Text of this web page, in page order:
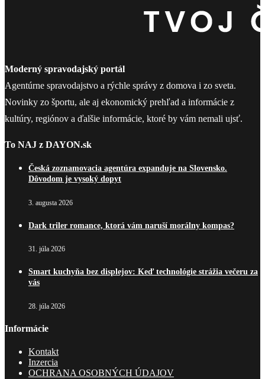
Moderný spravodajský portál
Agentúrne spravodajstvo a rýchle správy z domova i zo sveta.
Novinky zo športu, ale aj ekonomický prehľad a informácie z
kultúry, regiónov a ďalšie informácie, ktoré by vám nemali ujsť.
To NAJ z DAYON.sk
Česká zoznamovacia agentúra expanduje na Slovensko.
Dôvodom je vysoký dopyt
3. augusta 2026
Dark triler romance, ktorá vám naruší morálny kompas?
31. júla 2026
Smart kuchyňa bez displejov: Keď technológie strážia večeru za
vás
28. júla 2026
Informácie
Kontakt
Inzercia
OCHRANA OSOBNÝCH ÚDAJOV